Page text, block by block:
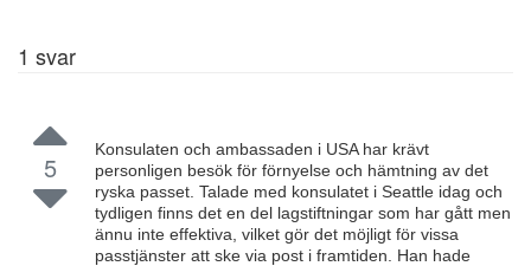
1 svar
5
Konsulaten och ambassaden i USA har krävt
personligen besök för förnyelse och hämtning av det
ryska passet. Talade med konsulatet i Seattle idag och
tydligen finns det en del lagstiftningar som har gått men
ännu inte effektiva, vilket gör det möjligt för vissa
passtjänster att ske via post i framtiden. Han hade